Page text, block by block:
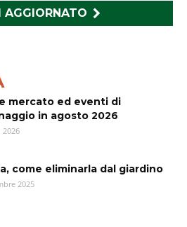
AGGIORNATO
mercato ed eventi di
in agosto 2026
2026
come eliminarla dal giardino
2025